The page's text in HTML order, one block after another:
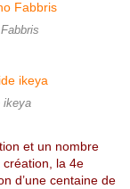
ikeya
et un nombre
la 4e
d’une centaine de